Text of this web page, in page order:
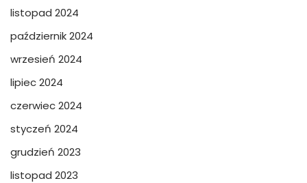
listopad 2024
październik 2024
wrzesień 2024
lipiec 2024
czerwiec 2024
styczeń 2024
grudzień 2023
listopad 2023